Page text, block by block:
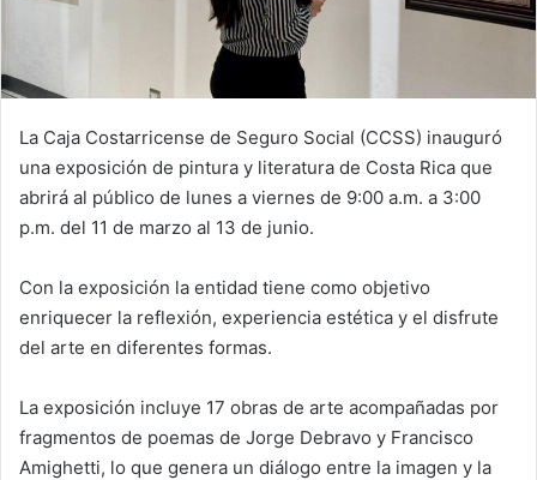
La Caja Costarricense de Seguro Social (CCSS) inauguró
una exposición de pintura y literatura de Costa Rica que
abrirá al público de lunes a viernes de 9:00 a.m. a 3:00
p.m. del 11 de marzo al 13 de junio.
Con la exposición la entidad tiene como objetivo
enriquecer la reflexión, experiencia estética y el disfrute
del arte en diferentes formas.
La exposición incluye 17 obras de arte acompañadas por
fragmentos de poemas de Jorge Debravo y Francisco
Amighetti, lo que genera un diálogo entre la imagen y la